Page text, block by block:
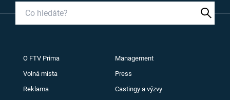
O FTV Prima Management
Volná místa Press
Reklama Castingy a výzvy